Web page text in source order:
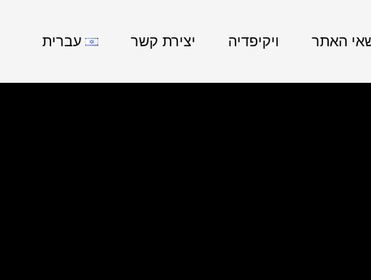
האתר ויקיפדיה יצירת קשר עברית